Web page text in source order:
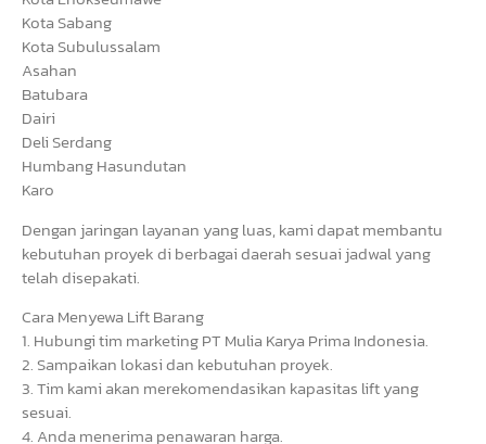
Kota Sabang
Kota Subulussalam
Asahan
Batubara
Dairi
Deli Serdang
Humbang Hasundutan
Karo
Dengan jaringan layanan yang luas, kami dapat membantu
kebutuhan proyek di berbagai daerah sesuai jadwal yang
telah disepakati.
Cara Menyewa Lift Barang
1. Hubungi tim marketing PT Mulia Karya Prima Indonesia.
2. Sampaikan lokasi dan kebutuhan proyek.
3. Tim kami akan merekomendasikan kapasitas lift yang
sesuai.
4. Anda menerima penawaran harga.